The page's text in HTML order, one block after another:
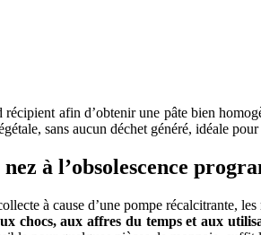
afin d’obtenir une pâte bien
sans aucun déchet généré, idéale
à l’obsolescence
à cause d’une pompe récalcitrante,
chocs, aux affres du temps et aux